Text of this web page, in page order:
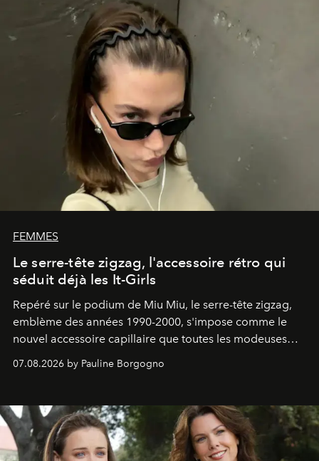
FEMMES
Le serre-tête zigzag, l'accessoire rétro qui
séduit déjà les It-Girls
Repéré sur le podium de Miu Miu, le serre-tête zigzag,
emblème des années 1990-2000, s'impose comme le
nouvel accessoire capillaire que toutes les modeuses
s'arrachent déjà.
07.08.2026 by Pauline Borgogno